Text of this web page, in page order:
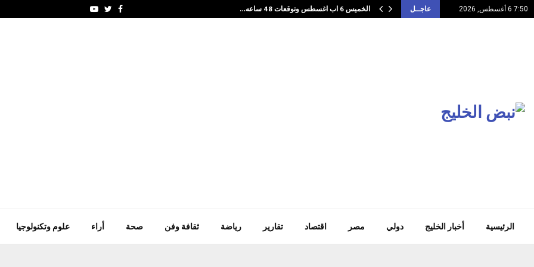
7:50 6 أغسطس, 2026 عاجــل الخميس 6 اب اغسطس وتوقعات 48 ساعه… Facebook
Twitter
Youtube
الرئيسية أخبار الخليج دولي مصر اقتصاد تقارير رياضة ثقافة وفن صحة أراء علوم وتكنولوجيا